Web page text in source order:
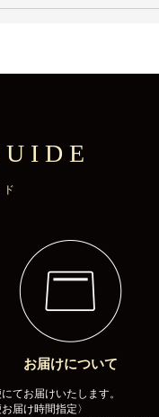
お届けについて
てお届けいたします。
お届け時間指定〉